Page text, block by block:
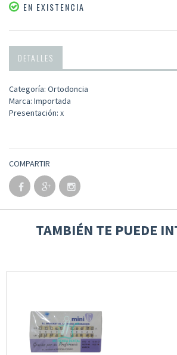
EN EXISTENCIA
DETALLES
Categoría: Ortodoncia
Marca: Importada
Presentación: x
COMPARTIR
TAMBIÉN TE PUEDE